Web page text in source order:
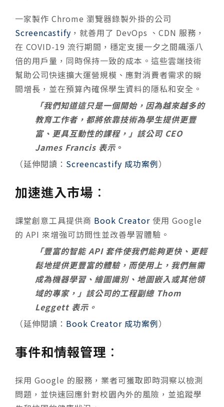
一家製作 Chrome 瀏覽器錄製外掛的公司
Screencastify ，就善用了 DevOps 、CDN 服務，
在 COVID-19 流行期間，穩定支援一夕之間飆漲八
倍的用戶量，同時保持一致的成本。這些雲端技術
幫助公司快速擴大運營規模、應對消費者需求的瞬
間增長，並在預算內確保學生資料的隱私和安全。
「我們知道這只是一個開始，因為越來越多的
教育工作者，都將依靠技術為學生提供更豐
富、更具互動性的課程，」該公司 CEO
James Francis 表示。
（延伸閱讀： Screencastify 成功案例）
加速進入市場 ：
課堂創意工具提供商 Book Creator 使用 Google
的 API 來增強可訪問性並改善學習體驗。
「豐富的智能 API 套件使我們能夠更快、更輕
鬆地提供更豐富的體驗，而使用上，我們無需
成為機器學習、繪圖識別、地圖嵌入或其他領
域的專家，」 該公司的工程副總 Thom
Leggett 表示。
（延伸閱讀： Book Creator 成功案例）
事件和情報管理 ：
採用 Google 的服務，業者可獲取即時洞察以檢測
問題，並快速回應針對校園內外的風險，並追蹤學